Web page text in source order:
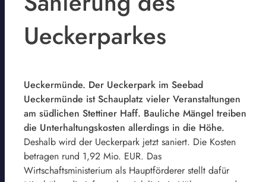
Ueckerparkes
Ueckermünde. Der Ueckerpark im Seebad
Ueckermünde ist Schauplatz vieler Veranstaltungen
am südlichen Stettiner Haff. Bauliche Mängel treiben
die Unterhaltungskosten allerdings in die Höhe.
Deshalb wird der Ueckerpark jetzt saniert. Die Kosten
betragen rund 1,92 Mio. EUR. Das
Wirtschaftsministerium als Hauptförderer stellt dafür